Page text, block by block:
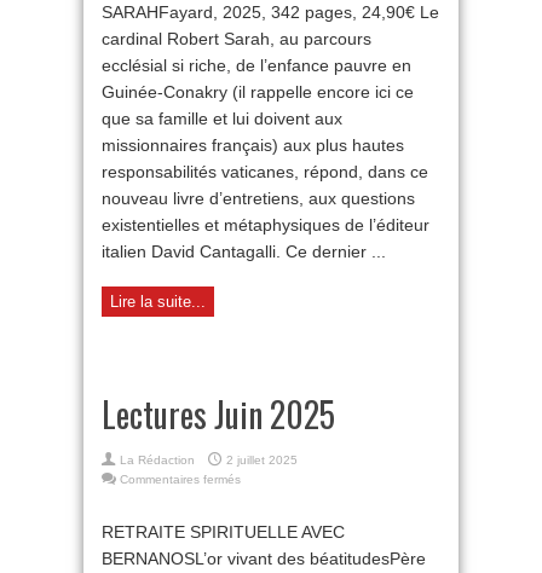
2025
SARAHFayard, 2025, 342 pages, 24,90€ Le
cardinal Robert Sarah, au parcours
ecclésial si riche, de l’enfance pauvre en
Guinée-Conakry (il rappelle encore ici ce
que sa famille et lui doivent aux
missionnaires français) aux plus hautes
responsabilités vaticanes, répond, dans ce
nouveau livre d’entretiens, aux questions
existentielles et métaphysiques de l’éditeur
italien David Cantagalli. Ce dernier ...
Lire la suite...
Lectures Juin 2025
La Rédaction
2 juillet 2025
Commentaires fermés
RETRAITE SPIRITUELLE AVEC
BERNANOSL’or vivant des béatitudesPère